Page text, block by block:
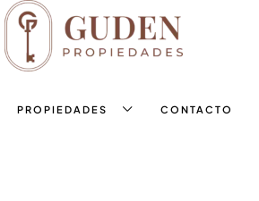
PROPIEDADES CONTACTO